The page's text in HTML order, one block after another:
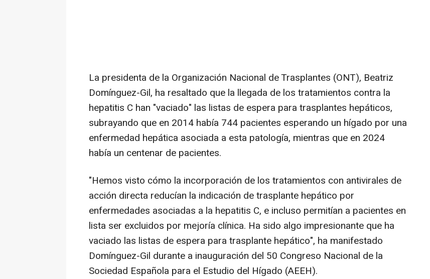
La presidenta de la Organización Nacional de Trasplantes (ONT), Beatriz
Domínguez-Gil, ha resaltado que la llegada de los tratamientos contra la
hepatitis C han "vaciado" las listas de espera para trasplantes hepáticos,
subrayando que en 2014 había 744 pacientes esperando un hígado por una
enfermedad hepática asociada a esta patología, mientras que en 2024
había un centenar de pacientes.
"Hemos visto cómo la incorporación de los tratamientos con antivirales de
acción directa reducían la indicación de trasplante hepático por
enfermedades asociadas a la hepatitis C, e incluso permitían a pacientes en
lista ser excluidos por mejoría clínica. Ha sido algo impresionante que ha
vaciado las listas de espera para trasplante hepático", ha manifestado
Domínguez-Gil durante a inauguración del 50 Congreso Nacional de la
Sociedad Española para el Estudio del Hígado (AEEH).